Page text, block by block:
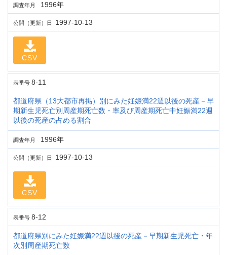
調査年月 1996年
公開（更新）日 1997-10-13
CSV
表番号 8-11
都道府県（13大都市再掲）別にみた妊娠満22週以後の死産－早
期新生児死亡別周産期死亡数・率及び周産期死亡中妊娠満22週
以後の死産の占める割合
調査年月 1996年
公開（更新）日 1997-10-13
CSV
表番号 8-12
都道府県別にみた妊娠満22週以後の死産－早期新生児死亡・年
次別周産期死亡数